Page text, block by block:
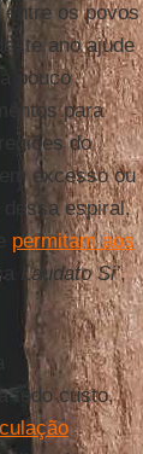
os povos
ano ajude
pouco
para
do
excesso ou
dessa espiral,
permitam aos
Laudato Si’,
todo custo,